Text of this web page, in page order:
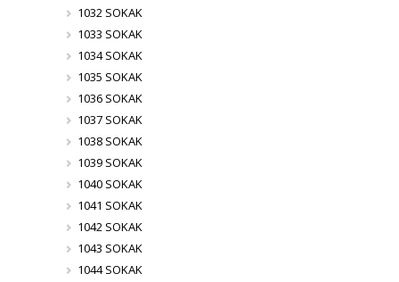
1032 SOKAK
1033 SOKAK
1034 SOKAK
1035 SOKAK
1036 SOKAK
1037 SOKAK
1038 SOKAK
1039 SOKAK
1040 SOKAK
1041 SOKAK
1042 SOKAK
1043 SOKAK
1044 SOKAK